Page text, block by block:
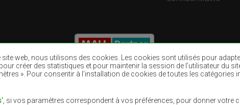
web, nous utilisons des cookies. Les cookies sont utilisés pour
créer des statistiques et pour maintenir la session de l’utilisateur du
». Pour consentir à l’installation de cookies de toutes les
, si vos paramètres correspondent à vos préférences, pour donner
Tapis pourpres Tapis bleu marine